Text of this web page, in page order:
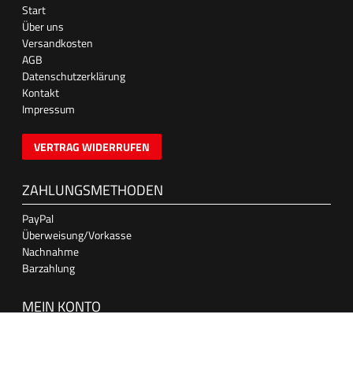
Start
Über uns
Versandkosten
AGB
Datenschutzerklärung
Kontakt
Impressum
VERTRAG WIDERRUFEN
ZAHLUNGSMETHODEN
PayPal
Überweisung/Vorkasse
Nachnahme
Barzahlung
MEIN KONTO